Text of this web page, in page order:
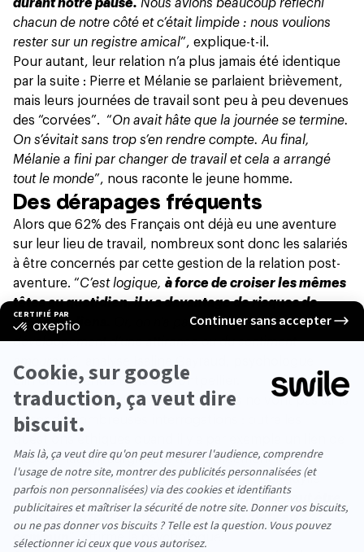
durant notre pause. Nous avions beaucoup réfléchi
chacun de notre côté et c’était limpide : nous voulions
rester sur un registre amical”, explique-t-il.
Pour autant, leur relation n’a plus jamais été identique
par la suite : Pierre et Mélanie se parlaient brièvement,
mais leurs journées de travail sont peu à peu devenues
des “corvées”. “On avait hâte que la journée se termine.
On s’évitait sans trop s’en rendre compte. Au final,
Mélanie a fini par changer de travail et cela a arrangé
tout le monde”, nous raconte le jeune homme.
Des dérapages fréquents
Alors que 62% des Français ont déjà eu une aventure
sur leur lieu de travail , nombreux sont donc les salariés
à être concernés par cette gestion de la relation post-
aventure. “C’est logique, à force de croiser les mêmes
têtes au quotidien, il y a davantage de risques de
créer des liens.
Or, on n’a pas de prise sur le
développement d’une attirance ou du sentiment
amoureux
clinicienne entre Paris et Montpellier.
Toutefois, ces relations bureautiques ne vont pas sans
poser de nombreuses interrogations
subordination, surgissent très rapidement les
problématiques autour de l’après relation si l’idylle
vient malheureusement à se terminer. “
difficile, surtout si l’on partage des projets en
commun
”, affirme la psychologue.